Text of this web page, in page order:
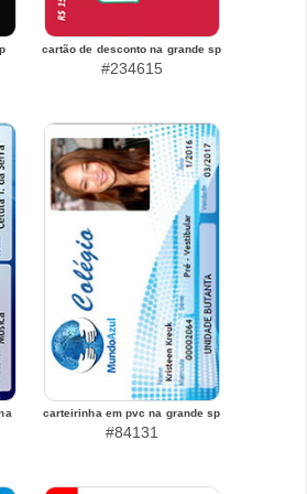
cartão de desconto na grande sp
#234615
carteirinha em pvc na grande sp
#84131